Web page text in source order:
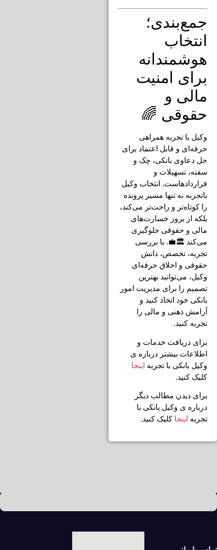
جمع‌بندی؛
انتخاب
هوشمندانه
برای امنیت
مالی و
حقوقی 🌈
وکیل با تجربه همراهی
حرفه‌ای و قابل اعتماد برای
حل دعاوی بانکی، چک و
سفته، تسهیلات و
قراردادهاست. انتخاب وکیل
باتجربه نه تنها مسیر پرونده
را کوتاه‌تر و راحت‌تر می‌کند،
بلکه از بروز خسارت‌های
مالی و حقوقی جلوگیری
می‌کند 🏛️💼. با بررسی
تجربه، تخصص، دانش
حقوقی و اخلاق حرفه‌ای
وکیل، می‌توانید بهترین
تصمیم را برای مدیریت امور
بانکی خود اتخاذ کنید و
آرامش ذهنی و مالی را
تجربه کنید.
برای دریافت خدمات و
اطلاعات بیشتر درباره ی
وکیل بانکی با تجربه اینجا
کلیک کنید.
برای دیدن مطالب دیگر
درباره ی وکیل بانکی با
تجربه اینجا کلیک کنید.